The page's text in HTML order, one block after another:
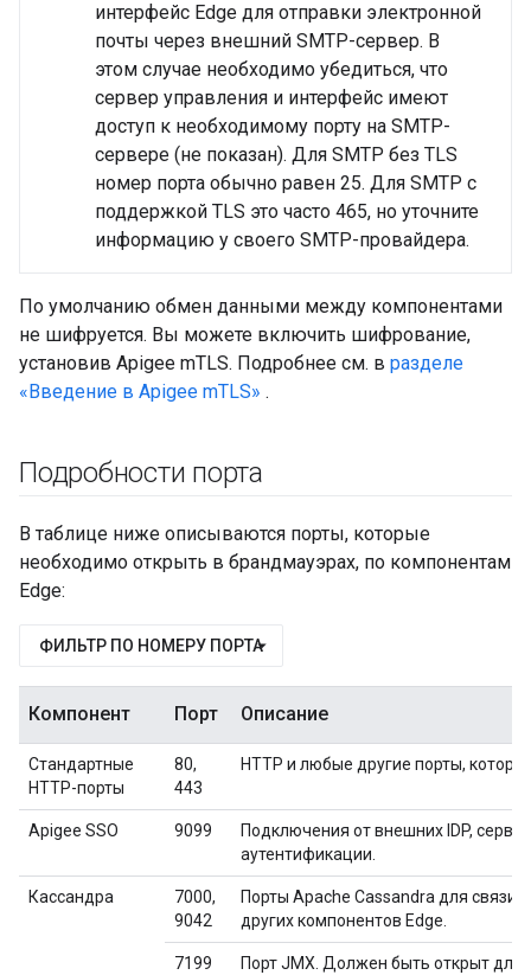
интерфейс Edge для отправки электронной
почты через внешний SMTP-сервер. В
этом случае необходимо убедиться, что
сервер управления и интерфейс имеют
доступ к необходимому порту на SMTP-
сервере (не показан). Для SMTP без TLS
номер порта обычно равен 25. Для SMTP с
поддержкой TLS это часто 465, но уточните
информацию у своего SMTP-провайдера.
По умолчанию обмен данными между компонентами
не шифруется. Вы можете включить шифрование,
установив Apigee mTLS. Подробнее см. в разделе
«Введение в Apigee mTLS» .
Подробности порта
В таблице ниже описываются порты, которые
необходимо открыть в брандмауэрах, по компонентам
Edge:
ФИЛЬТР ПО НОМЕРУ ПОРТА
Компонент Порт Описание
Стандартные
HTTP-порты
80,
443
HTTP и любые другие порты,
Apigee SSO 9099
Подключения от внешних IDP,
аутентификации.
Кассандра
7000,
9042
Порты Apache Cassandra для связи
других компонентов Edge.
7199 Порт JMX. Должен быть открыт для